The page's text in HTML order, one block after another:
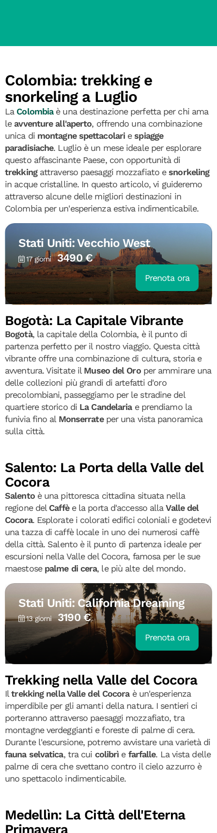
Colombia: trekking e
snorkeling a Luglio
La Colombiaè una destinazione perfetta per chi ama
le avventure all'aperto, offrendo una combinazione
unica di montagne spettacolari espiagge
paradisiache. Luglio è un mese ideale per esplorare
questo affascinante Paese, con opportunità di
trekkingattraverso paesaggi mozzafiato esnorkeling
in acque cristalline. In questo articolo, vi guideremo
attraverso alcune delle migliori destinazioni in
Colombia per un'esperienza estiva indimenticabile.
Stati Uniti: Vecchio West
17 giorni 3490 €
Prenota ora
Bogotà: La Capitale Vibrante
Bogotà, la capitale della Colombia, è il punto di
partenza perfetto per il nostro viaggio. Questa città
vibrante offre una combinazione di cultura, storia e
avventura. Visitate il Museo del Oroper ammirare una
delle collezioni più grandi di artefatti d'oro
precolombiani, passeggiamo per le stradine del
quartiere storico di La Candelariae prendiamo la
funivia fino al Monserrateper una vista panoramica
sulla città.
Salento: La Porta della Valle del
Cocora
Salentoè una pittoresca cittadina situata nella
regione del Caffèe la porta d'accesso allaValle del
Cocora. Esplorate i colorati edifici coloniali e godetevi
una tazza di caffè locale in uno dei numerosi caffè
della città. Salento è il punto di partenza ideale per
escursioni nella Valle del Cocora, famosa per le sue
maestose palme di cera, le più alte del mondo.
Stati Uniti: California Dreaming
13 giorni 3190 €
Prenota ora
Trekking nella Valle del Cocora
Iltrekking nella Valle del Cocoraè un'esperienza
imperdibile per gli amanti della natura. I sentieri ci
porteranno attraverso paesaggi mozzafiato, tra
montagne verdeggianti e foreste di palme di cera.
Durante l'escursione, potremo avvistare una varietà di
fauna selvatica, tra cui colibrì e farfalle. La vista delle
palme di cera che svettano contro il cielo azzurro è
uno spettacolo indimenticabile.
Medellìn: La Città dell'Eterna
Primavera